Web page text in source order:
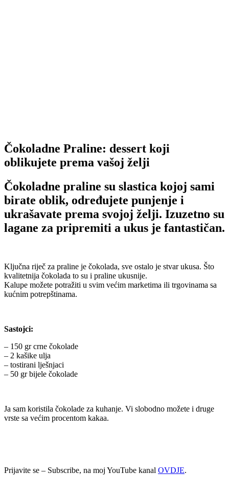
Čokoladne Praline: dessert koji
oblikujete prema vašoj želji
Čokoladne praline su slastica kojoj sami
birate oblik, određujete punjenje i
ukrašavate prema svojoj želji. Izuzetno su
lagane za pripremiti a ukus je fantastičan.
Ključna riječ za praline je čokolada, sve ostalo je stvar ukusa. Što
kvalitetnija čokolada to su i praline ukusnije.
Kalupe možete potražiti u svim većim marketima ili trgovinama sa
kućnim potrepštinama.
Sastojci:
– 150 gr crne čokolade
– 2 kašike ulja
– tostirani lješnjaci
– 50 gr bijele čokolade
Ja sam koristila čokolade za kuhanje. Vi slobodno možete i druge
vrste sa većim procentom kakaa.
Prijavite se – Subscribe, na moj YouTube kanal OVDJE.